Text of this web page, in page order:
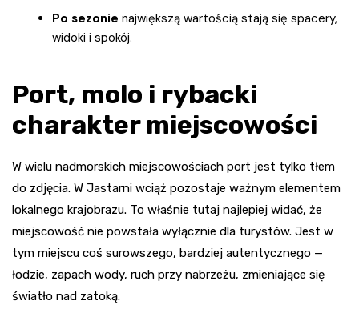
Po sezonie największą wartością stają się spacery,
widoki i spokój.
Port, molo i rybacki
charakter miejscowości
W wielu nadmorskich miejscowościach port jest tylko tłem
do zdjęcia. W Jastarni wciąż pozostaje ważnym elementem
lokalnego krajobrazu. To właśnie tutaj najlepiej widać, że
miejscowość nie powstała wyłącznie dla turystów. Jest w
tym miejscu coś surowszego, bardziej autentycznego —
łodzie, zapach wody, ruch przy nabrzeżu, zmieniające się
światło nad zatoką.